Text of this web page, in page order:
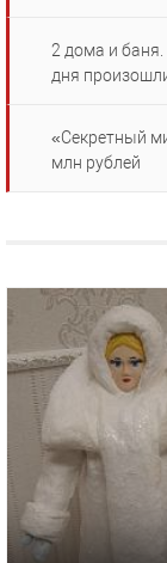
2 дома и баня.
дня
«Секретный
млн рублей